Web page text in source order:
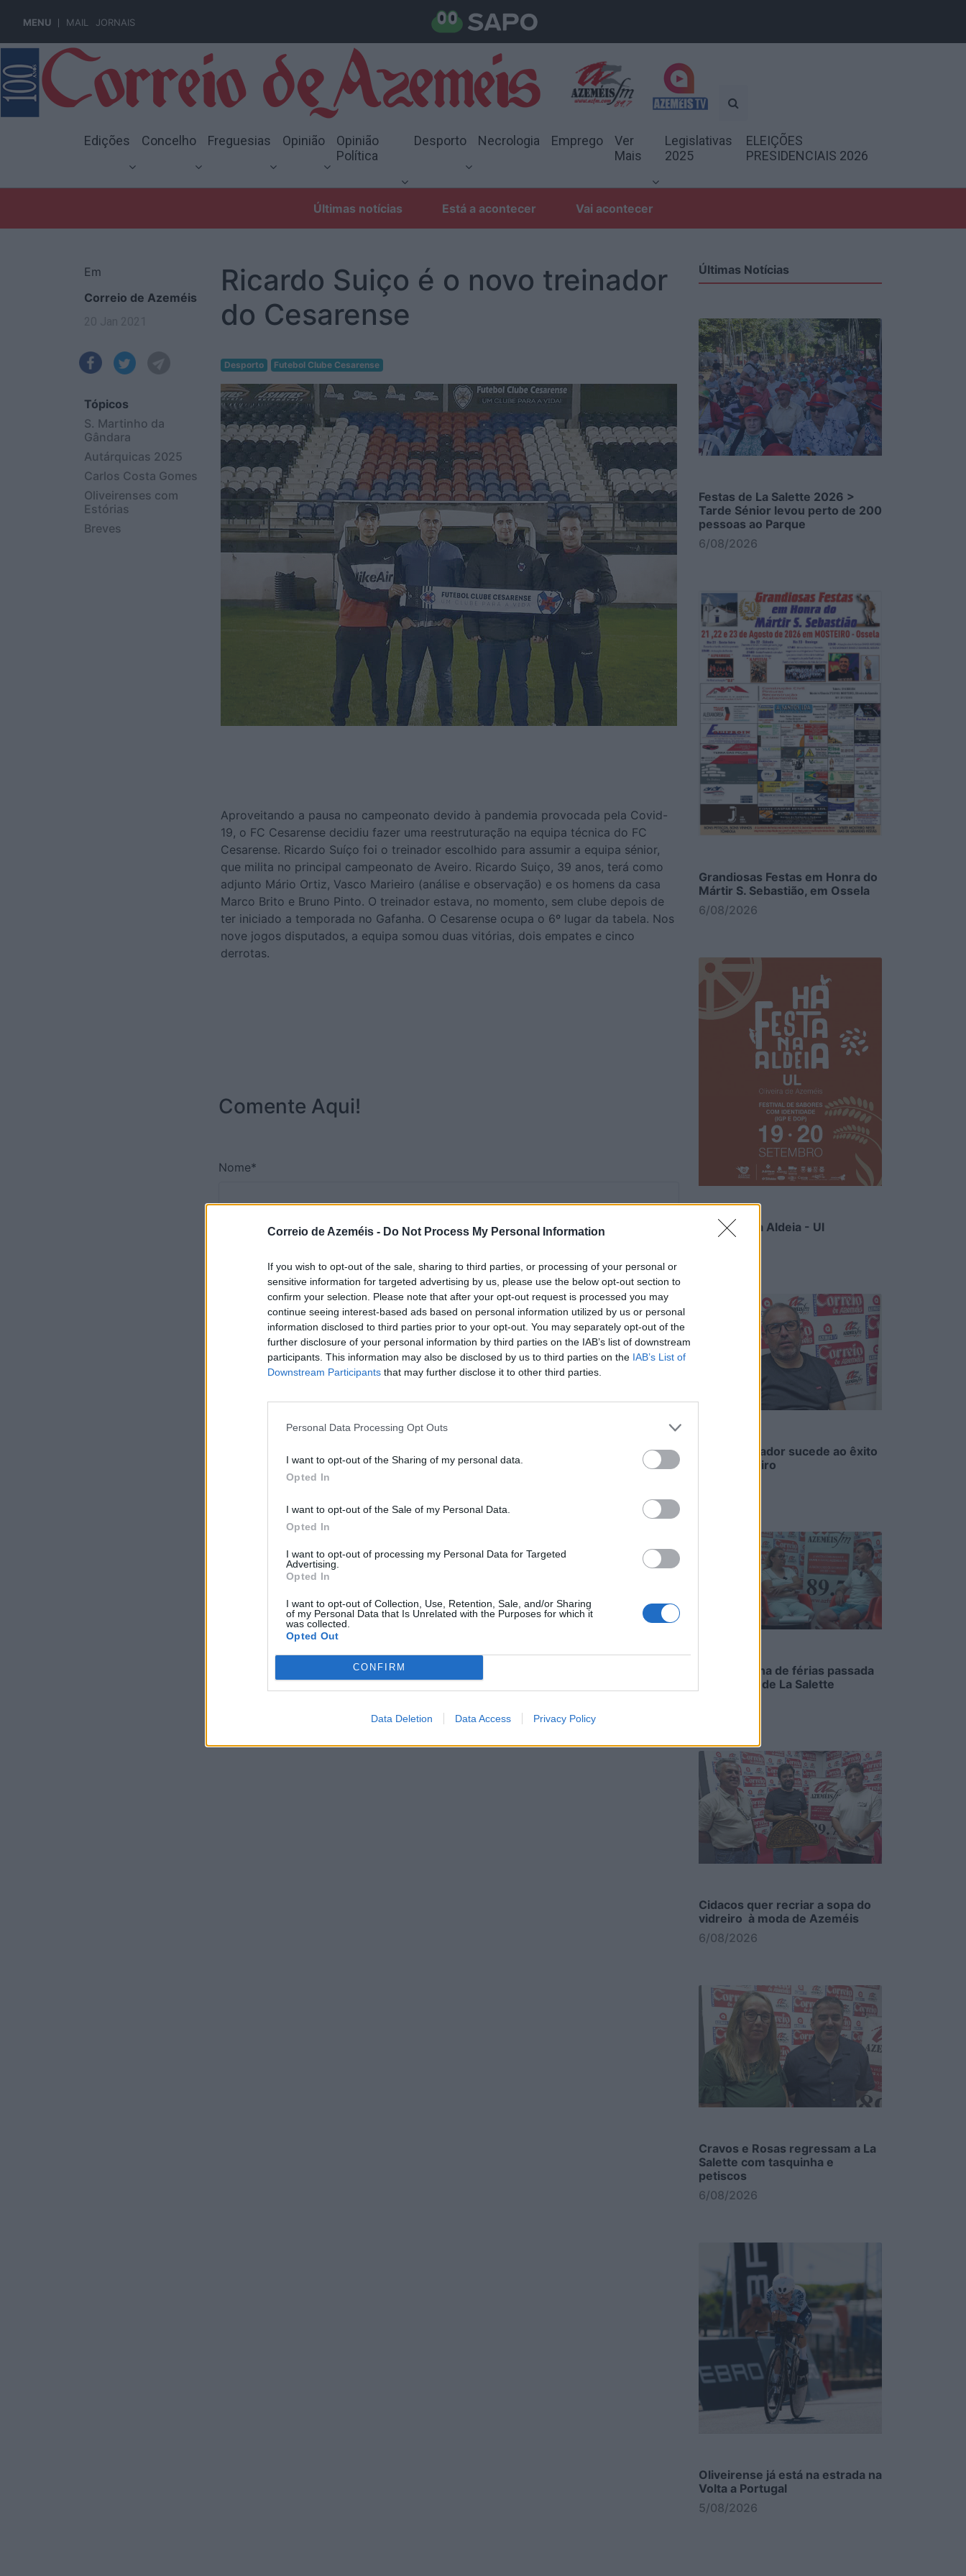
Correio de Azeméis - Do Not Process My Personal Information
If you wish to opt-out of the sale, sharing to third parties, or processing of your personal or
sensitive information for targeted advertising by us, please use the below opt-out section to
confirm your selection. Please note that after your opt-out request is processed you may
continue seeing interest-based ads based on personal information utilized by us or personal
information disclosed to third parties prior to your opt-out. You may separately opt-out of the
further disclosure of your personal information by third parties on the IAB’s list of downstream
participants. This information may also be disclosed by us to third parties on the IAB’s List of
Downstream Participants that may further disclose it to other third parties.
Personal Data Processing Opt Outs
I want to opt-out of the Sharing of my personal data.
Opted In
I want to opt-out of the Sale of my Personal Data.
Opted In
I want to opt-out of processing my Personal Data for Targeted
Advertising.
Opted In
I want to opt-out of Collection, Use, Retention, Sale, and/or Sharing
of my Personal Data that Is Unrelated with the Purposes for which it
was collected.
Opted Out
CONFIRM
Data Deletion Data Access Privacy Policy
MENU MAIL JORNAIS
Edições Concelho Freguesias Opinião
Opinião
Política
Desporto Necrologia Emprego
Ver
Mais
Legislativas
2025
ELEIÇÕES
PRESIDENCIAIS 2026
Últimas notícias Está a acontecer Vai acontecer
Em
Correio de Azeméis
Tópicos
S. Martinho da
Gândara
Autárquicas 2025
Carlos Costa Gomes
Oliveirenses com
Estórias
Breves
Ricardo Suiço é o novo treinador
do Cesarense
Desporto Futebol Clube Cesarense
Aproveitando a pausa no campeonato devido à pandemia provocada pela Covid-
19, o FC Cesarense decidiu fazer uma reestruturação na equipa técnica do FC
Cesarense. Ricardo Suíço foi o treinador escolhido para assumir a equipa sénior,
que milita no principal campeonato de Aveiro. Ricardo Suiço, 39 anos, terá como
adjunto Mário Ortiz, Vasco Marieiro (análise e observação) e os homens da casa
Marco Brito e Bruno Pinto. O treinador estava, no momento, sem clube depois de
ter iniciado a temporada no Gafanha. O Cesarense ocupa o 6º lugar da tabela. Nos
nove jogos disputados, a equipa somou duas vitórias, dois empates e cinco
derrotas.
Comente Aqui!
Nome*
Telemóvel*
Comentário*
Últimas Notícias
Festas de La Salette 2026 >
Tarde Sénior levou perto de 200
pessoas ao Parque
6/08/2026
Grandiosas Festas em Honra do
Mártir S. Sebastião, em Ossela
6/08/2026
Há Festa na Aldeia - Ul
Sopa à lavrador sucede ao êxito
da do vidreiro
Uma semana de férias passada
na cozinha de La Salette
Cidacos quer recriar a sopa do
vidreiro à moda de Azeméis
6/08/2026
Cravos e Rosas regressam a La
Salette com tasquinha e
petiscos
6/08/2026
Oliveirense já está na estrada na
Volta a Portugal
5/08/2026